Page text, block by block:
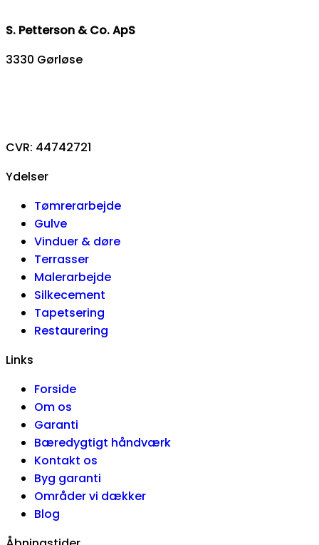
S. Petterson & Co. ApS
3330 Gørløse
CVR: 44742721
Ydelser
Tømrerarbejde
Gulve
Vinduer & døre
Terrasser
Malerarbejde
Silkecement
Tapetsering
Restaurering
Links
Forside
Om os
Garanti
Bæredygtigt håndværk
Kontakt os
Byg garanti
Områder vi dækker
Blog